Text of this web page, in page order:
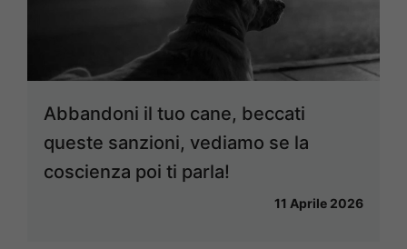
Abbandoni il tuo cane, beccati
queste sanzioni, vediamo se la
coscienza poi ti parla!
11 Aprile 2026